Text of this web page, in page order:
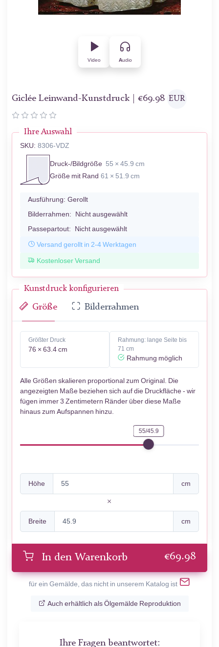
Video Audio
Giclée Leinwand-Kunstdruck | €69.98 EUR
Ihre Auswahl
SKU: 8306-VDZ
Druck-/Bildgröße 55 × 45.9 cm
Größe mit Rand 61 × 51.9 cm
Ausführung: Gerollt
Bilderrahmen: Nicht ausgewählt
Passepartout: Nicht ausgewählt
Versand gerollt in 2-4 Werktagen
Kostenloser Versand
Kunstdruck konfigurieren
Größe Bilderrahmen
Größter Druck
76 × 63.4 cm
Rahmung: lange Seite bis
71 cm
Rahmung möglich
Alle Größen skalieren proportional zum Original. Die
angezeigten Maße beziehen sich auf die Druckfläche - wir
fügen immer 3 Zentimetern Ränder über diese Maße
hinaus zum Aufspannen hinzu.
55/45.9
Höhe cm
Breite cm
In den Warenkorb €69.98
für ein Gemälde, das nicht in unserem Katalog ist
Auch erhältlich als Ölgemälde Reproduktion
Ihre Fragen beantwortet: